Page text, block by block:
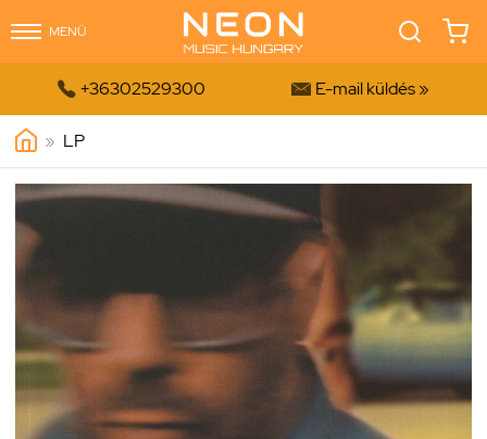
MENÜ
 +36302529300  E-mail küldés »
» LP